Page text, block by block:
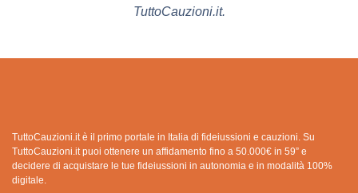
TuttoCauzioni.it.
TuttoCauzioni.it è il primo portale in Italia di fideiussioni e cauzioni. Su
TuttoCauzioni.it puoi ottenere un affidamento fino a 50.000€ in 59” e
decidere di acquistare le tue fideiussioni in autonomia e in modalità 100%
digitale.